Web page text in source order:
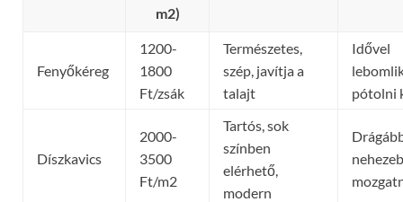
m2)
Fenyőkéreg
1200-
1800
Ft/zsák
Természetes,
szép, javítja a
talajt
Idővel
pótolni
Díszkavics
2000-
3500
Ft/m2
Tartós, sok
színben
elérhető,
modern